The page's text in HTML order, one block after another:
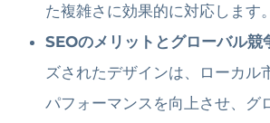
た複雑さに効果的に対応します。
SEOのメリットとグローバル競
ズされたデザインは、ローカル
パフォーマンスを向上させ、グ